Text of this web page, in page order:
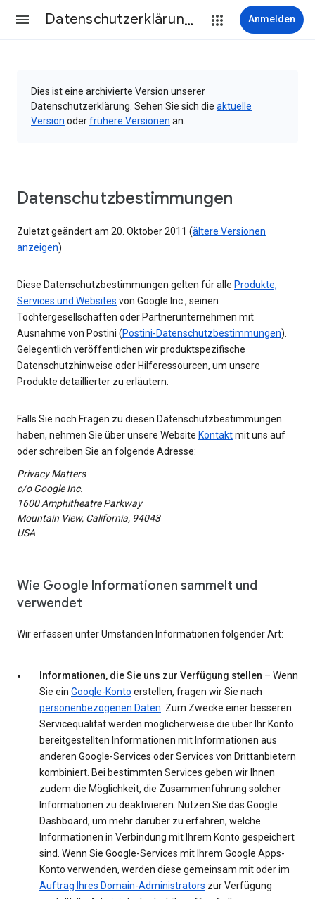
Datenschutzerklärung & Nutzungsbedingungen Anmelden
Dies ist eine archivierte Version unserer
Datenschutzerklärung. Sehen Sie sich die aktuelle
Version oderfrühere Versionen an.
Datenschutzbestimmungen
Zuletzt geändert am 20. Oktober 2011 (ältere Versionen
anzeigen)
Diese Datenschutzbestimmungen gelten für alle Produkte,
Services und Websites von Google Inc., seinen
Tochtergesellschaften oder Partnerunternehmen mit
Ausnahme von Postini (Postini-Datenschutzbestimmungen).
Gelegentlich veröffentlichen wir produktspezifische
Datenschutzhinweise oder Hilferessourcen, um unsere
Produkte detaillierter zu erläutern.
Falls Sie noch Fragen zu diesen Datenschutzbestimmungen
haben, nehmen Sie über unsere Website Kontaktmit uns auf
oder schreiben Sie an folgende Adresse:
Privacy Matters
c/o Google Inc.
1600 Amphitheatre Parkway
Mountain View, California, 94043
USA
Wie Google Informationen sammelt und
verwendet
Wir erfassen unter Umständen Informationen folgender Art:
Informationen, die Sie uns zur Verfügung stellen – Wenn
Sie ein Google-Konto erstellen, fragen wir Sie nach
personenbezogenen Daten . Zum Zwecke einer besseren
Servicequalität werden möglicherweise die über Ihr Konto
bereitgestellten Informationen mit Informationen aus
anderen Google-Services oder Services von Drittanbietern
kombiniert. Bei bestimmten Services geben wir Ihnen
zudem die Möglichkeit, die Zusammenführung solcher
Informationen zu deaktivieren. Nutzen Sie das Google
Dashboard, um mehr darüber zu erfahren, welche
Informationen in Verbindung mit Ihrem Konto gespeichert
sind. Wenn Sie Google-Services mit Ihrem Google Apps-
Konto verwenden, werden diese gemeinsam mit oder im
Auftrag Ihres Domain-Administrators zur Verfügung